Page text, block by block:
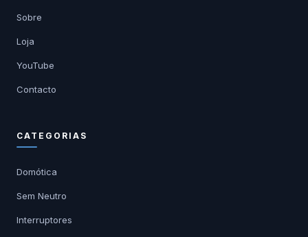
Sobre
Loja
YouTube
Contacto
CATEGORIAS
Domótica
Sem Neutro
Interruptores